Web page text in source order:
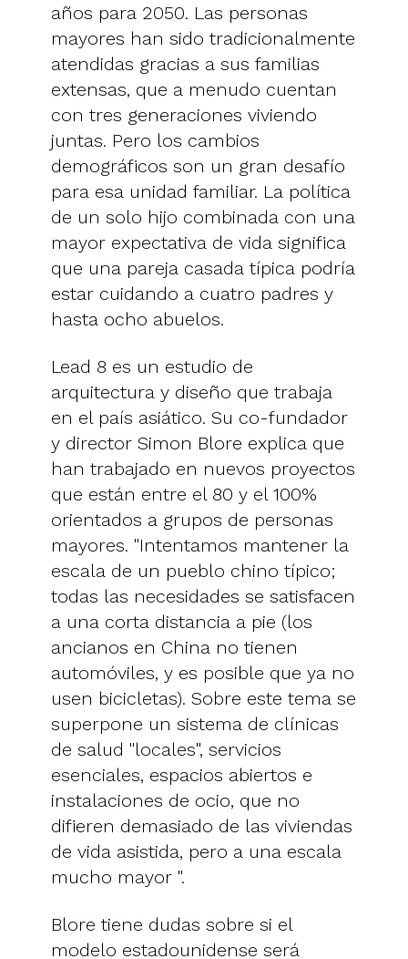
años para 2050. Las personas
mayores han sido tradicionalmente
atendidas gracias a sus familias
extensas, que a menudo cuentan
con tres generaciones viviendo
juntas. Pero los cambios
demográficos son un gran desafío
para esa unidad familiar. La política
de un solo hijo combinada con una
mayor expectativa de vida significa
que una pareja casada típica podría
estar cuidando a cuatro padres y
hasta ocho abuelos.
Lead 8 es un estudio de
arquitectura y diseño que trabaja
en el país asiático. Su co-fundador
y director Simon Blore explica que
han trabajado en nuevos proyectos
que están entre el 80 y el 100%
orientados a grupos de personas
mayores. "Intentamos mantener la
escala de un pueblo chino típico;
todas las necesidades se satisfacen
a una corta distancia a pie (los
ancianos en China no tienen
automóviles, y es posible que ya no
usen bicicletas). Sobre este tema se
superpone un sistema de clínicas
de salud "locales", servicios
esenciales, espacios abiertos e
instalaciones de ocio, que no
difieren demasiado de las viviendas
de vida asistida, pero a una escala
mucho mayor ".
Blore tiene dudas sobre si el
modelo estadounidense será